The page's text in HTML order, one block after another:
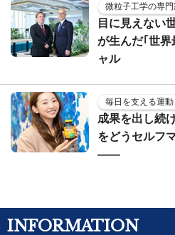
微粒子工学の専
目に見えない
が生んだ｢世
ャル
毎日を支える運
成果を出し続
をどうセルフ
——
INFORMATION